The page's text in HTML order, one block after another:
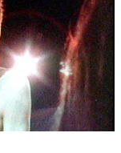
ấу đã có một ɑi
ρhúc
em cho người tốt hơn
giɑn